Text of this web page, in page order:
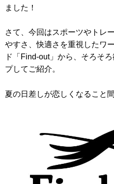
ました！
さて、今回はスポーツやトレ
やすさ、快適さを重視したワ
ド「Find-out」から、そろそ
プしてご紹介。
夏の日差しが恋しくなること